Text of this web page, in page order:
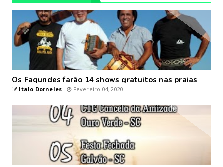
Os Fagundes farão 14 shows gratuitos nas praias
Italo Dorneles Fevereiro 04, 2020